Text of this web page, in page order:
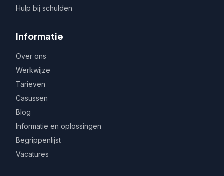
Hulp bij schulden
Informatie
Over ons
Werkwijze
Tarieven
Casussen
Blog
Informatie en oplossingen
Begrippenlijst
Vacatures